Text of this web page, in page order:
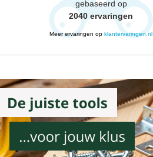
gebaseerd op
2040 ervaringen
Meer ervaringen op klantervaringen.nl